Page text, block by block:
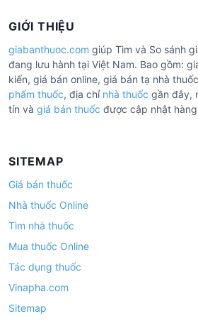
GIỚI THIỆU
giabanthuoc.com giúp Tìm và So sánh
đang lưu hành tại Việt Nam. Bao gồm:
kiến, giá bán online, giá bán tạ nhà
phẩm thuốc, địa chỉ nhà thuốc gần đây,
tín và giá bán thuốc được cập nhật
SITEMAP
Giá bán thuốc
Nhà thuốc Online
Tìm nhà thuốc
Mua thuốc Online
Tác dụng thuốc
Vinapha.com
Sitemap